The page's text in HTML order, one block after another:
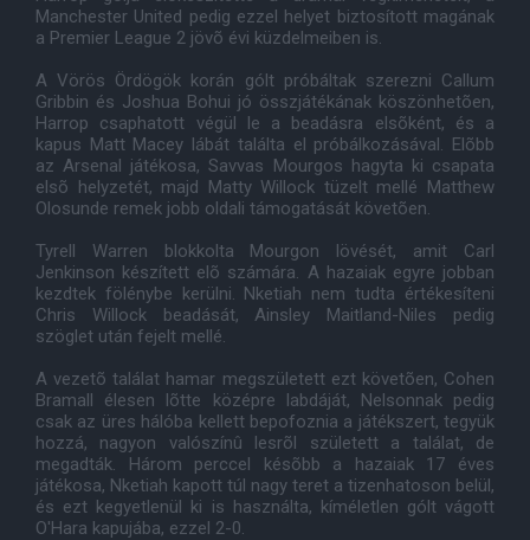
Manchester United pedig ezzel helyet biztosított magának
a Premier League 2 jövõ évi küzdelmeiben is.
A Vörös Ördögök korán gólt próbáltak szerezni Callum
Gribbin és Joshua Bohui jó összjátékának köszönhetõen,
Harrop csaphatott végül le a beadásra elsõként, és a
kapus Matt Macey lábát találta el próbálkozásával. Elõbb
az Arsenal játékosa, Savvas Mourgos hagyta ki csapata
elsõ helyzetét, majd Matty Willock tüzelt mellé Matthew
Olosunde remek jobb oldali támogatását követõen.
Tyrell Warren blokkolta Mourgon lövését, amit Carl
Jenkinson készített elõ számára. A hazaiak egyre jobban
kezdtek fölénybe kerülni. Nketiah nem tudta értékesíteni
Chris Willock beadását, Ainsley Maitland-Niles pedig
szöglet után fejelt mellé.
A vezetõ találat hamar megszületett ezt követõen, Cohen
Bramall élesen lõtte középre labdáját, Nelsonnak pedig
csak az üres hálóba kellett bepofoznia a játékszert, tegyük
hozzá, nagyon valószínû lesrõl született a találat, de
megadták. Három perccel késõbb a hazaiak 17 éves
játékosa, Nketiah kapott túl nagy teret a tizenhatoson belül,
és ezt kegyetlenül ki is használta, kíméletlen gólt vágott
O'Hara kapujába, ezzel 2-0.